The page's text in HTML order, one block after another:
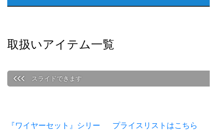
取扱いアイテム一覧
『ワイヤーセット』シリー
プライスリストはこちら